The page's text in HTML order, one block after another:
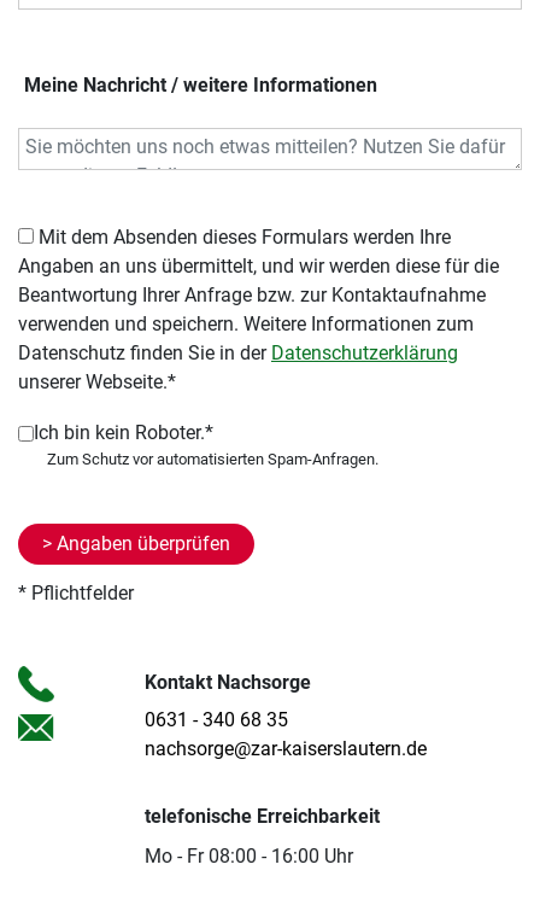
Meine Nachricht / weitere Informationen
Angaben an uns übermittelt, und wir werden diese für die
Beantwortung Ihrer Anfrage bzw. zur Kontaktaufnahme
verwenden und speichern. Weitere Informationen zum
Datenschutz finden Sie in der Datenschutzerklärung
unserer Webseite.*
Ich bin kein Roboter.*
* Pflichtfelder
Kontakt Nachsorge
0631 - 340 68 35
nachsorge@zar-kaiserslautern.de
telefonische Erreichbarkeit
Mo - Fr 08:00 - 16:00 Uhr